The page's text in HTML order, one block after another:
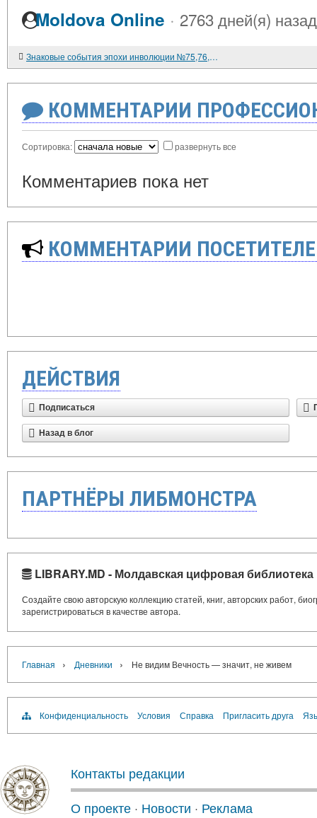
Moldova Online · 2763 дней(я) назад
Знаковые события эпохи инволюции №75,76,77.
КОММЕНТАРИИ
Сортировка: развернуть все
Комментариев пока нет
КОММЕНТАРИИ
ДЕЙСТВИЯ
Подписаться
Назад в блог
ПАРТНЁРЫ ЛИБМОНСТРА
LIBRARY.MD - Молдавская цифровая библиотека
Создайте свою авторскую коллекцию статей, книг, авторских работ,
зарегистрироваться в качестве автора.
Главная › Дневники › Не видим Вечность — значит, не живем
Конфиденциальность Условия Справка Пригласить друга
Контакты редакции
О проекте · Новости · Реклама